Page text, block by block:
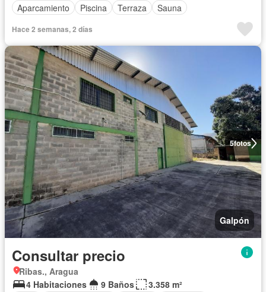
Aparcamiento
Piscina Terraza Sauna
Hace 2 semanas, 2 días
5fotos
Galpón
Consultar precio
Ribas., Aragua
4 Habitaciones
9 Baños
3.358 m²